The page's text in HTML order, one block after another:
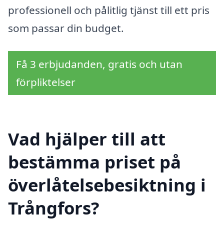
professionell och pålitlig tjänst till ett pris
som passar din budget.
Få 3 erbjudanden, gratis och utan
förpliktelser
Vad hjälper till att
bestämma priset på
överlåtelsebesiktning i
Trångfors?